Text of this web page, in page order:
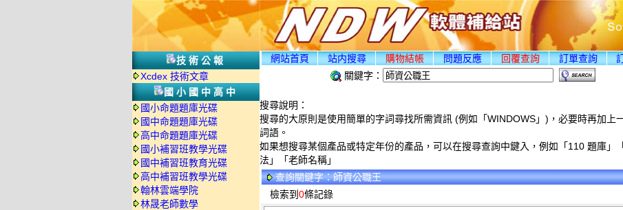
技術公報
Xcdex 技術文章
國小國中高中
國小命題題庫光碟
國中命題題庫光碟
高中命題題庫光碟
國小補習班教學光碟
國中補習班教育光碟
高中補習班教學光碟
翰林雲端學院
林晟老師數學
網站首頁 站内搜尋 購物結帳 問題反應 回覆查詢 訂單查詢
關鍵字：
搜尋說明：
搜尋的大原則是使用簡單的字詞尋找所需資訊 (例如「WINDOWS」)，必要時再加上
詞語。
如果想搜尋某個產品或特定年份的產品，可以在搜尋查詢中鍵入，例如「110 題庫」
法」「老師名稱」
查詢關鍵字：師資公職王
檢索到 0條記錄